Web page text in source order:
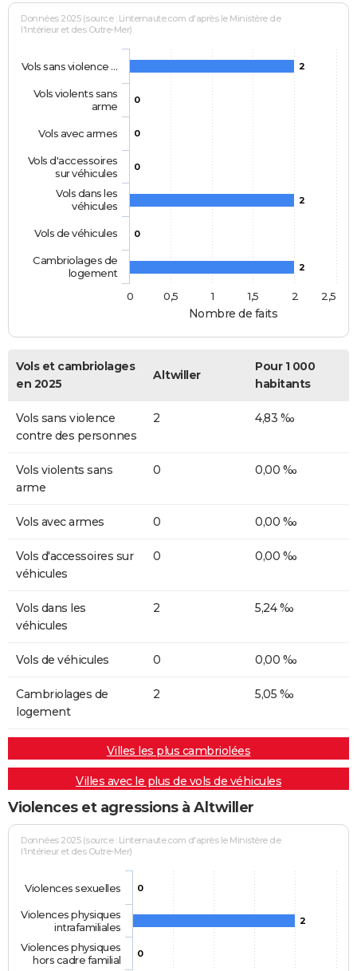
Nombre de faits
Données 2025 (source : Linternaute.com d'après le Ministère de
l'Intérieur et des Outre-Mer)
2
0
0
0
2
0
2
Vols sans violence …
Vols violents sans
arme
Vols avec armes
Vols d'accessoires
sur véhicules
Vols dans les
véhicules
Vols de véhicules
Cambriolages de
logement
0
0,5 1 1,5 2 2,5
Vols et cambriolages
en 2025
Altwiller
Pour 1 000
habitants
Vols sans violence
contre des personnes
2 4,83 ‰
Vols violents sans
arme
0 0,00 ‰
Vols avec armes 0 0,00 ‰
Vols d'accessoires sur
véhicules
0 0,00 ‰
Vols dans les
véhicules
2 5,24 ‰
Vols de véhicules 0 0,00 ‰
Cambriolages de
logement
2 5,05 ‰
Villes les plus cambriolées
Villes avec le plus de vols de véhicules
Violences et agressions à Altwiller
Données 2025 (source : Linternaute.com d'après le Ministère de
l'Intérieur et des Outre-Mer)
0
2
0
Violences sexuelles
Violences physiques
intrafamiliales
Violences physiques
hors cadre familial